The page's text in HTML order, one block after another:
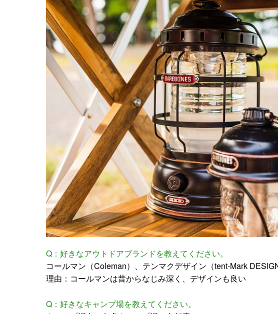
Q：好きなアウトドアブランドを教えてください。
コールマン（Coleman）、テンマクデザイン（tent-Mark
理由：コールマンは昔からなじみ深く、デザインも良い
Q：好きなキャンプ場を教えてください。